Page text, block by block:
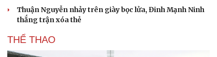
Thuận Nguyễn nhảy trên giày bọc lửa, Đinh Mạnh Ninh
thắng trận xóa thẻ
THỂ THAO